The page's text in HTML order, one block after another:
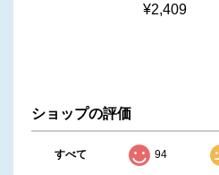
¥2,409
ショップの評価
すべて 94